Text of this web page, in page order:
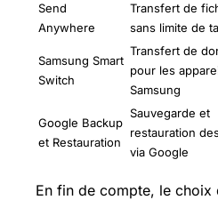
Send
Anywhere
Transfert de
sans limite de
Samsung Smart
Switch
Transfert de
pour les
Samsung
Google Backup
et Restauration
Sauvegarde et
restauration
via Google
En fin de compte, le choix